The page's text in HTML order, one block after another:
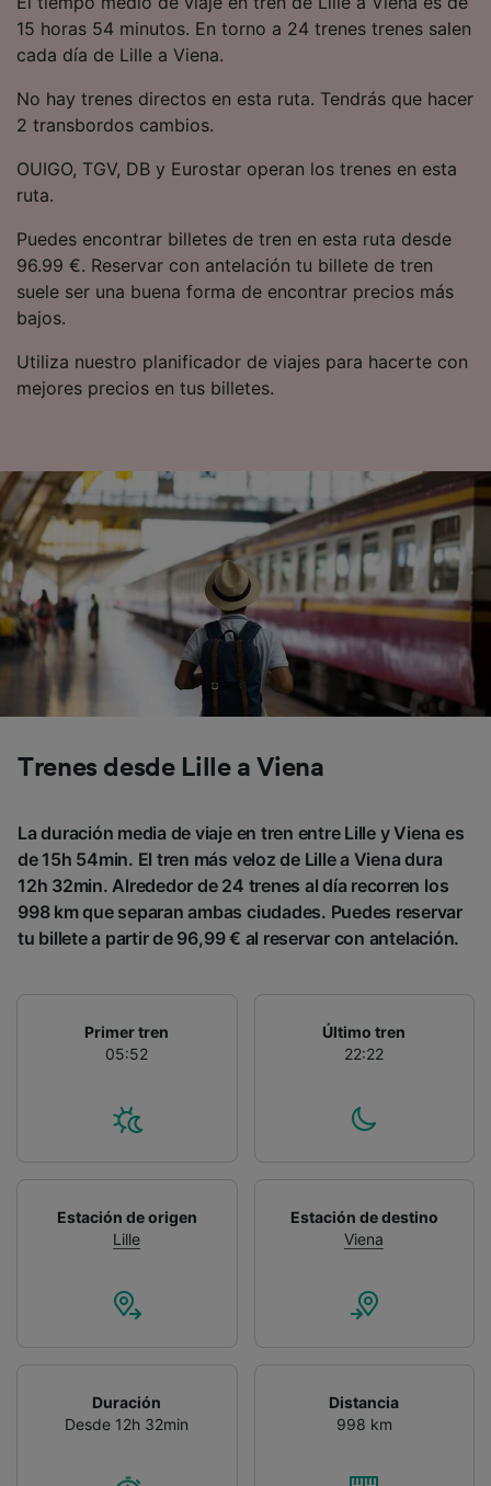
15 horas 54 minutos. En torno a 24 trenes trenes salen
cada día de Lille a Viena.
No hay trenes directos en esta ruta. Tendrás que hacer
2 transbordos cambios.
OUIGO, TGV, DB y Eurostar operan los trenes en esta
ruta.
Puedes encontrar billetes de tren en esta ruta desde
96.99 €. Reservar con antelación tu billete de tren
suele ser una buena forma de encontrar precios más
bajos.
Utiliza nuestro planificador de viajes para hacerte con
mejores precios en tus billetes.
Trenes desde Lille a Viena
La duración media de viaje en tren entre Lille y Viena es
de 15h 54min. El tren más veloz de Lille a Viena dura
12h 32min. Alrededor de 24 trenes al día recorren los
998 km que separan ambas ciudades. Puedes reservar
tu billete a partir de 96,99 € al reservar con antelación.
Primer tren
05:52
Último tren
22:22
Estación de origen
Lille
Estación de destino
Viena
Duración
Desde 12h 32min
Distancia
998 km
precisa. Analizar activamente las
características del dispositivo para su
identificación. Almacenar la información en un
contenido personalizados, medición de
publicidad y contenido, investigación de